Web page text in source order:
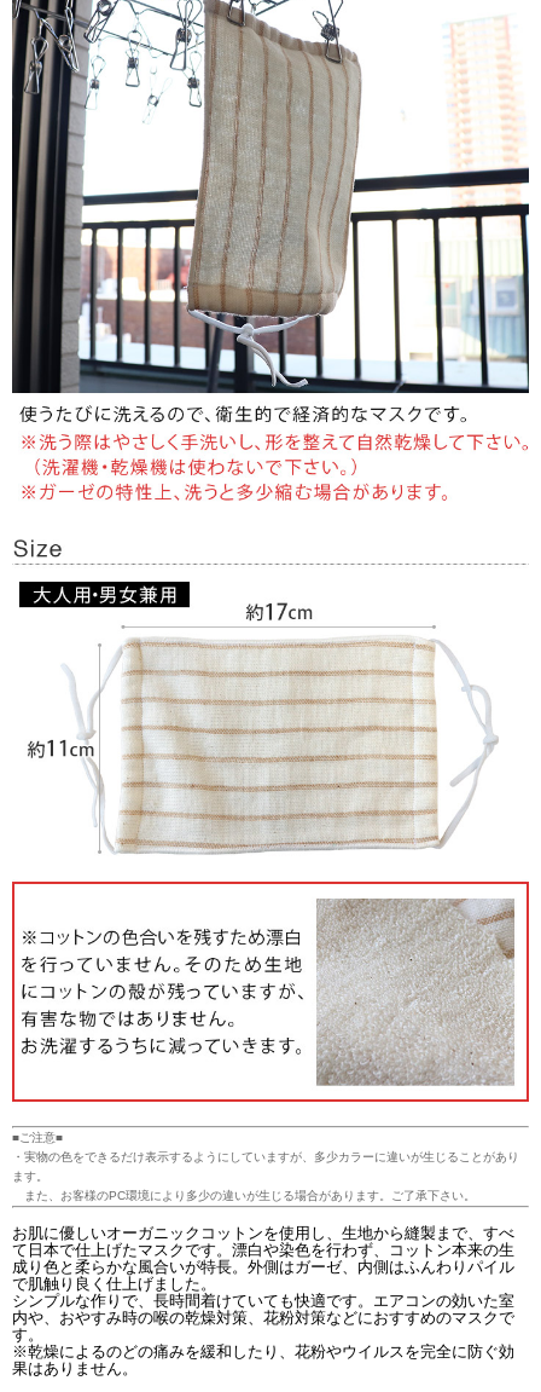
■ご注意■
・実物の色をできるだけ表示するようにしていますが、多少カラーに違いが生じることがあり
ます。
また、お客様のPC環境により多少の違いが生じる場合があります。ご了承下さい。
お肌に優しいオーガニックコットンを使用し、生地から縫製まで、すべ
て日本で仕上げたマスクです。漂白や染色を行わず、コットン本来の生
成り色と柔らかな風合いが特長。外側はガーゼ、内側はふんわりパイル
で肌触り良く仕上げました。
シンプルな作りで、長時間着けていても快適です。エアコンの効いた室
内や、おやすみ時の喉の乾燥対策、花粉対策などにおすすめのマスクで
す。
※乾燥によるのどの痛みを緩和したり、花粉やウイルスを完全に防ぐ効
果はありません。